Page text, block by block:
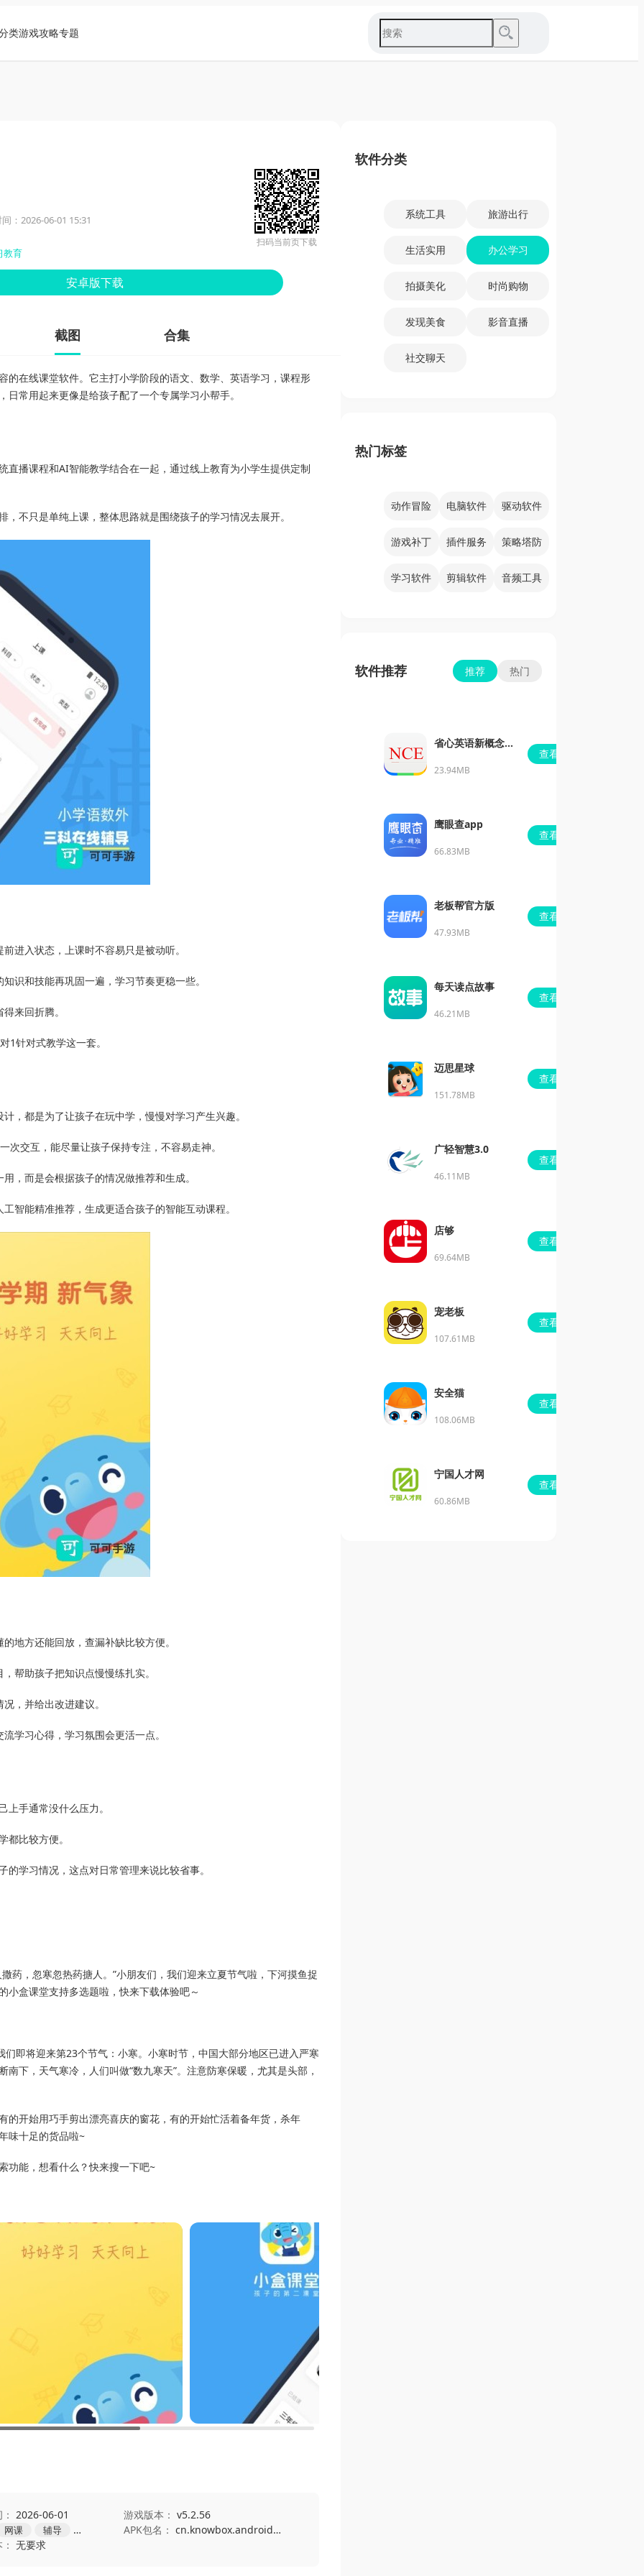
类游戏攻略专题
：2026-06-01 15:31
教育
安卓版下载
扫码当前页下载
截图 合集
的在线课堂软件。它主打小学阶段的语文、数学、英语学习，课程形
常用起来更像是给孩子配了一个专属学习小帮手。
直播课程和AI智能教学结合在一起，通过线上教育为小学生提供定制
不只是单纯上课，整体思路就是围绕孩子的学习情况去展开。
进入状态，上课时不容易只是被动听。
识和技能再巩固一遍，学习节奏更稳一些。
来回折腾。
1针对式教学这一套。
，都是为了让孩子在玩中学，慢慢对学习产生兴趣。
交互，能尽量让孩子保持专注，不容易走神。
，而是会根据孩子的情况做推荐和生成。
智能精准推荐，生成更适合孩子的智能互动课程。
地方还能回放，查漏补缺比较方便。
帮助孩子把知识点慢慢练扎实。
，并给出改进建议。
学习心得，学习氛围会更活一点。
手通常没什么压力。
都比较方便。
学习情况，这点对日常管理来说比较省事。
药，忽寒忽热药搪人。”小朋友们，我们迎来立夏节气啦，下河摸鱼捉
小盒课堂支持多选题啦，快来下载体验吧～
们即将迎来第23个节气：小寒。小寒时节，中国大部分地区已进入严寒
下，天气寒冷，人们叫做“数九寒天”。注意防寒保暖，尤其是头部，
的开始用巧手剪出漂亮喜庆的窗花，有的开始忙活着备年货，杀年
味十足的货品啦~
功能，想看什么？快来搜一下吧~
2026-06-01 游戏版本： v5.2.56
网课 辅导 APK包名： cn.knowbox.androidaiclass
无要求
软件分类
系统工具 旅游出行
生活实用 办公学习
拍摄美化 时尚购物
发现美食 影音直播
社交聊天
热门标签
动作冒险 电脑软件 驱动软件
游戏补丁 插件服务 策略塔防
学习软件 剪辑软件 音频工具
软件推荐 推荐 热门
省心英语新概念安
卓版
23.94MB
查看
鹰眼查app
66.83MB
查看
老板帮官方版
47.93MB
查看
每天读点故事
46.21MB
查看
迈思星球
151.78MB
查看
广轻智慧3.0
46.11MB
查看
店够
69.64MB
查看
宠老板
107.61MB
查看
安全猫
108.06MB
查看
宁国人才网
60.86MB
查看